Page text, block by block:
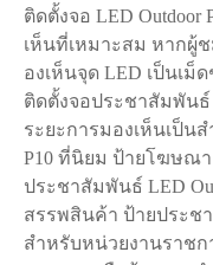
ติดตั้งจอ LED Outdoor
เห็นที่เหมาะสม หากผู้ช
องเห็นจุด LED เป็นเ
ติดตั้งจอประชาสัมพันธ์
ระยะการมองเห็นเป็น
P10 ที่นิยม ป้ายโฆษณ
ประชาสัมพันธ์ LED
สรรพสินค้า ป้ายประช
สำหรับหน่วยงานราชก